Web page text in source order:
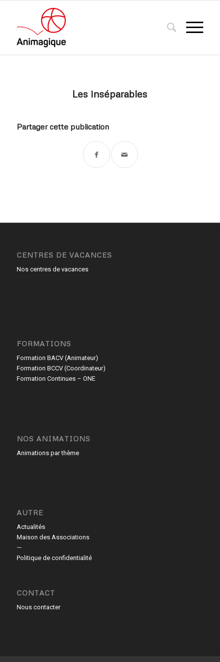
Les inséparables
Partager cette publication
CENTRES DE VACANCES
Nos centres de vacances
FORMATIONS
Formation BACV (Animateur)
Formation BCCV (Coordinateur)
Formation Continues – ONE
NOS ANIMATIONS
Animations par thème
AUTRE
Actualités
Maison des Associations
—
Politique de confidentialité
CONTACT
Nous contacter